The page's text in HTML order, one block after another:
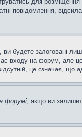
для
повідомлення,
будете залоговані
входу на форум,
це означає, що
форумі, якщо ви